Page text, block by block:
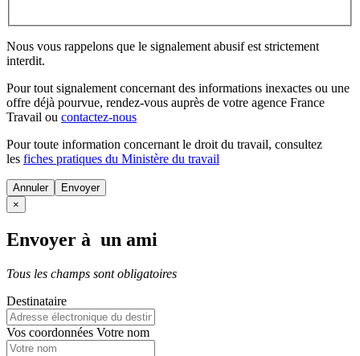
Nous vous rappelons que le signalement abusif est strictement
interdit.
Pour tout signalement concernant des informations inexactes ou une
offre déjà pourvue, rendez-vous auprès de votre agence France
Travail ou contactez-nous
Pour toute information concernant le droit du travail, consultez
les fiches pratiques du Ministère du travail
Annuler
×
Envoyer à un ami
Tous les champs sont obligatoires
Destinataire
Vos coordonnées Votre nom